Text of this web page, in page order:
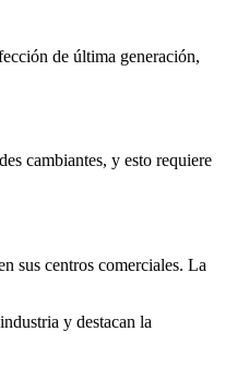
de última generación,
cambiantes, y esto requiere
sus centros comerciales. La
y destacan la